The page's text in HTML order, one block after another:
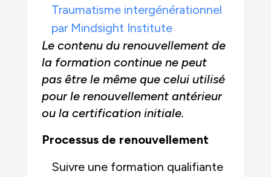
Traumatisme intergénérationnel
par Mindsight Institute
Le contenu du renouvellement de
la formation continue ne peut
pas être le même que celui utilisé
pour le renouvellement antérieur
ou la certification initiale.
Processus de renouvellement
Suivre une formation qualifiante